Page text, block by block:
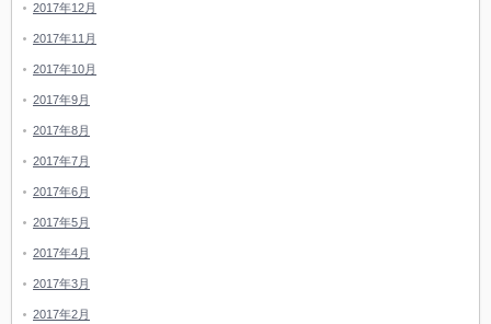
2017年12月
2017年11月
2017年10月
2017年9月
2017年8月
2017年7月
2017年6月
2017年5月
2017年4月
2017年3月
2017年2月